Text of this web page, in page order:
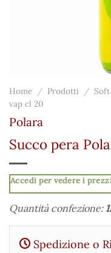
Home / Prodotti /
vap cl 20
Polara
Succo pera
Accedi per vedere i
Quantità confezione:
Spedizione o